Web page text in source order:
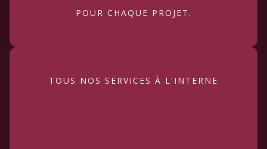
POUR CHAQUE PROJET.
TOUS NOS SERVICES À L'INTERNE